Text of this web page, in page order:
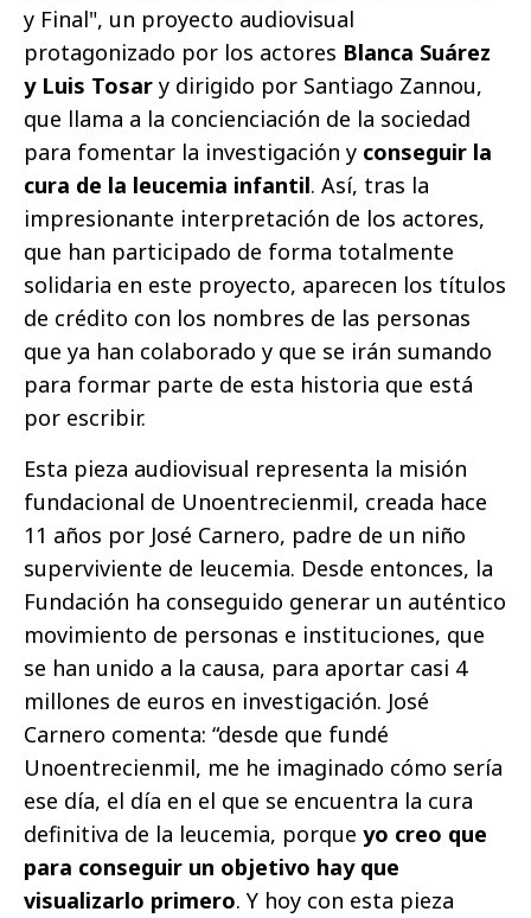
y Final", un proyecto audiovisual
protagonizado por los actores Blanca Suárez
y Luis Tosar y dirigido por Santiago Zannou,
que llama a la concienciación de la sociedad
para fomentar la investigación y conseguir la
cura de la leucemia infantil. Así, tras la
impresionante interpretación de los actores,
que han participado de forma totalmente
solidaria en este proyecto, aparecen los títulos
de crédito con los nombres de las personas
que ya han colaborado y que se irán sumando
para formar parte de esta historia que está
por escribir.
Esta pieza audiovisual representa la misión
fundacional de Unoentrecienmil, creada hace
11 años por José Carnero, padre de un niño
superviviente de leucemia. Desde entonces, la
Fundación ha conseguido generar un auténtico
movimiento de personas e instituciones, que
se han unido a la causa, para aportar casi 4
millones de euros en investigación. José
Carnero comenta: “desde que fundé
Unoentrecienmil, me he imaginado cómo sería
ese día, el día en el que se encuentra la cura
definitiva de la leucemia, porque yo creo que
para conseguir un objetivo hay que
visualizarlo primero. Y hoy con esta pieza